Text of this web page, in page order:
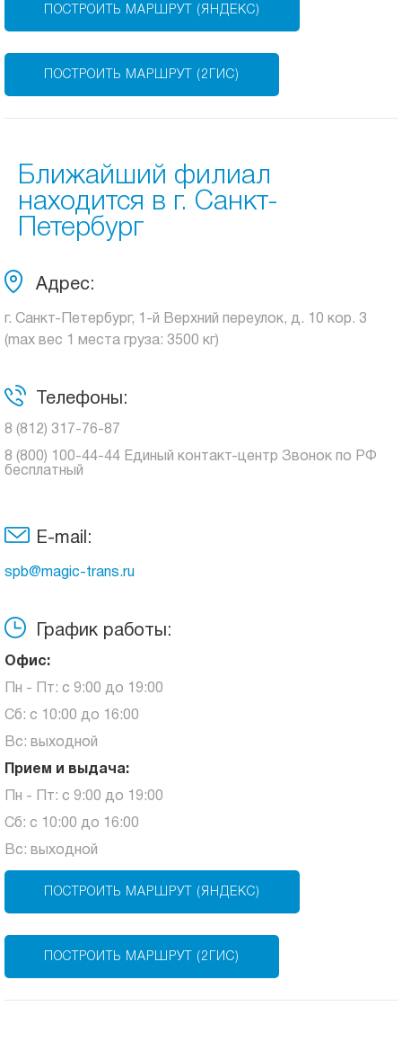
ПОСТРОИТЬ МАРШРУТ (ЯНДЕКС)
ПОСТРОИТЬ МАРШРУТ (2ГИС)
Ближайший филиал
находится в г. Санкт-
Петербург
Адрес:
г. Санкт-Петербург, 1-й Верхний переулок, д. 10 кор. 3
(max вес 1 места груза: 3500 кг)
Телефоны:
8 (812) 317-76-87
8 (800) 100-44-44 Единый контакт-центр Звонок по РФ
бесплатный
E-mail:
spb@magic-trans.ru
График работы:
Офис:
Пн - Пт: с 9:00 до 19:00
Сб: с 10:00 до 16:00
Вс: выходной
Прием и выдача:
Пн - Пт: с 9:00 до 19:00
Сб: с 10:00 до 16:00
Вс: выходной
ПОСТРОИТЬ МАРШРУТ (ЯНДЕКС)
ПОСТРОИТЬ МАРШРУТ (2ГИС)